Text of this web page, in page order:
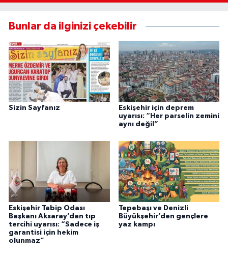
Bunlar da ilginizi çekebilir
Sizin Sayfanız
Eskişehir için deprem
uyarısı: “Her parselin zemini
aynı değil”
Eskişehir Tabip Odası
Başkanı Aksaray’dan tıp
tercihi uyarısı: “Sadece iş
garantisi için hekim
olunmaz”
Tepebaşı ve Denizli
Büyükşehir’den gençlere
yaz kampı